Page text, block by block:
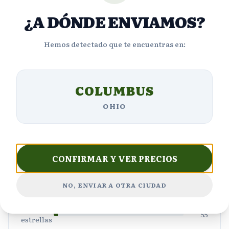
4.4
Basado en1859reseñas
estrellas
estrellas
estrellas
estrellas
55
¿A DÓNDE ENVIAMOS?
Hemos detectado que te encuentras en:
COLUMBUS
OHIO
CONFIRMAR Y VER PRECIOS
NO, ENVIAR A OTRA CIUDAD